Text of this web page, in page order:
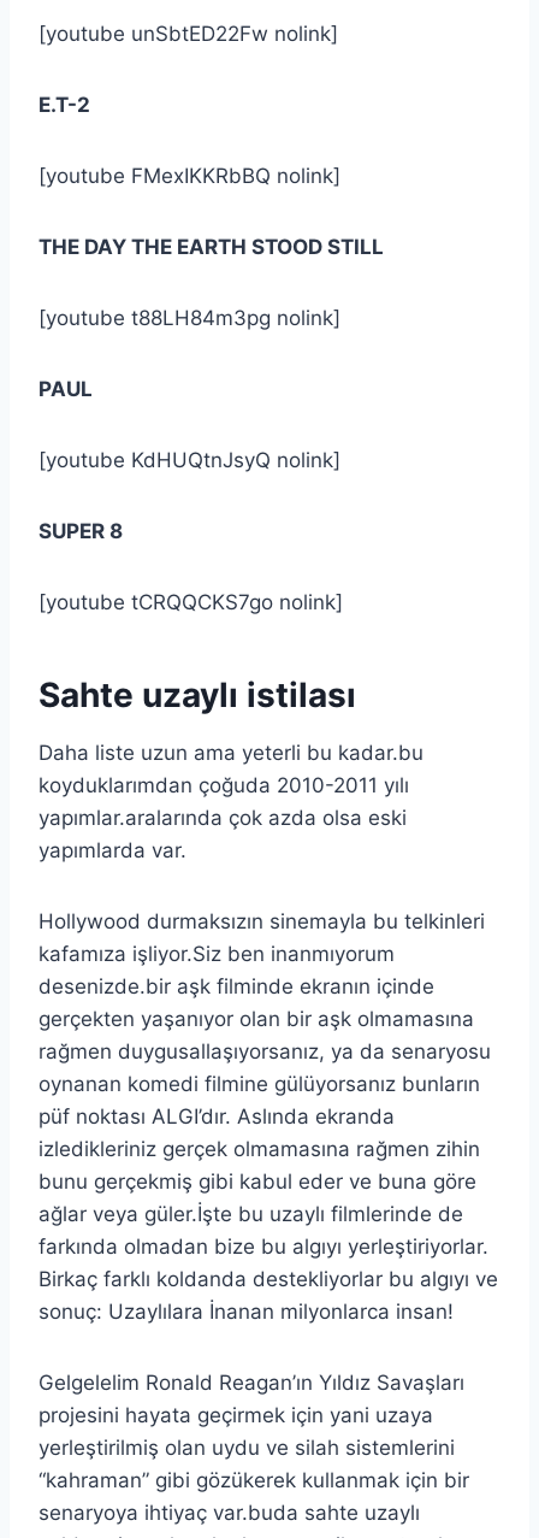
[youtube unSbtED22Fw nolink]
E.T-2
[youtube FMexIKKRbBQ nolink]
THE DAY THE EARTH STOOD STILL
[youtube t88LH84m3pg nolink]
PAUL
[youtube KdHUQtnJsyQ nolink]
SUPER 8
[youtube tCRQQCKS7go nolink]
Sahte uzaylı istilası
Daha liste uzun ama yeterli bu kadar.bu
koyduklarımdan çoğuda 2010-2011 yılı
yapımlar.aralarında çok azda olsa eski
yapımlarda var.
Hollywood durmaksızın sinemayla bu telkinleri
kafamıza işliyor.Siz ben inanmıyorum
desenizde.bir aşk filminde ekranın içinde
gerçekten yaşanıyor olan bir aşk olmamasına
rağmen duygusallaşıyorsanız, ya da senaryosu
oynanan komedi filmine gülüyorsanız bunların
püf noktası ALGI’dır. Aslında ekranda
izledikleriniz gerçek olmamasına rağmen zihin
bunu gerçekmiş gibi kabul eder ve buna göre
ağlar veya güler.İşte bu uzaylı filmlerinde de
farkında olmadan bize bu algıyı yerleştiriyorlar.
Birkaç farklı koldanda destekliyorlar bu algıyı ve
sonuç: Uzaylılara İnanan milyonlarca insan!
Gelgelelim Ronald Reagan’ın Yıldız Savaşları
projesini hayata geçirmek için yani uzaya
yerleştirilmiş olan uydu ve silah sistemlerini
“kahraman” gibi gözükerek kullanmak için bir
senaryoya ihtiyaç var.buda sahte uzaylı